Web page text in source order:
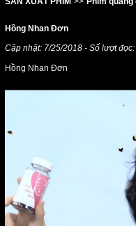
Hồng Nhan Đơn
Cập nhật: 7/25/2018 - Số lượt
Hồng Nhan Đơn